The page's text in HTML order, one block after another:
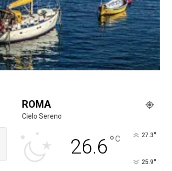
ROMA
Cielo Sereno
26.6°C 27.3°
25.9°